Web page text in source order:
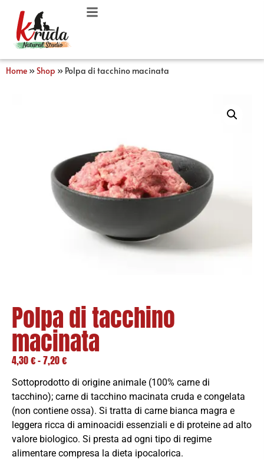
Home »Shop » Polpa di tacchino macinata
Polpa di tacchino
macinata
4,30€-7,20€
Sottoprodotto di origine animale (100% carne di
tacchino); carne di tacchino macinata cruda e congelata
(non contiene ossa). Si tratta di carne bianca magra e
leggera ricca di aminoacidi essenziali e di proteine ad alto
valore biologico. Si presta ad ogni tipo di regime
alimentare compresa la dieta ipocalorica.